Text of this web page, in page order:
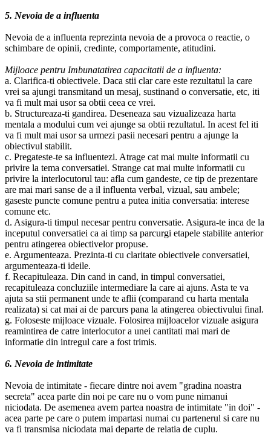
5. Nevoia de a influenta
Nevoia de a influenta reprezinta nevoia de a provoca o reactie, o
schimbare de opinii, credinte, comportamente, atitudini.
Mijloace pentru Imbunatatirea capacitatii de a influenta:
a. Clarifica-ti obiectivele. Daca stii clar care este rezultatul la care
vrei sa ajungi transmitand un mesaj, sustinand o conversatie, etc, iti
va fi mult mai usor sa obtii ceea ce vrei.
b. Structureaza-ti gandirea. Deseneaza sau vizualizeaza harta
mentala a modului cum vei ajunge sa obtii rezultatul. In acest fel iti
va fi mult mai usor sa urmezi pasii necesari pentru a ajunge la
obiectivul stabilit.
c. Pregateste-te sa influentezi. Atrage cat mai multe informatii cu
privire la tema conversatiei. Strange cat mai multe informatii cu
privire la interlocutorul tau: afla cum gandeste, ce tip de prezentare
are mai mari sanse de a il influenta verbal, vizual, sau ambele;
gaseste puncte comune pentru a putea initia conversatia: interese
comune etc.
d. Asigura-ti timpul necesar pentru conversatie. Asigura-te inca de la
inceputul conversatiei ca ai timp sa parcurgi etapele stabilite anterior
pentru atingerea obiectivelor propuse.
e. Argumenteaza. Prezinta-ti cu claritate obiectivele conversatiei,
argumenteaza-ti ideile.
f. Recapituleaza. Din cand in cand, in timpul conversatiei,
recapituleaza concluziile intermediare la care ai ajuns. Asta te va
ajuta sa stii permanent unde te aflii (comparand cu harta mentala
realizata) si cat mai ai de parcurs pana la atingerea obiectivului final.
g. Foloseste mijloace vizuale. Folosirea mijloacelor vizuale asigura
reamintirea de catre interlocutor a unei cantitati mai mari de
informatie din intregul care a fost trimis.
6. Nevoia de intimitate
Nevoia de intimitate - fiecare dintre noi avem "gradina noastra
secreta" acea parte din noi pe care nu o vom pune nimanui
niciodata. De asemenea avem partea noastra de intimitate "in doi" -
acea parte pe care o putem impartasi numai cu partenerul si care nu
va fi transmisa niciodata mai departe de relatia de cuplu.